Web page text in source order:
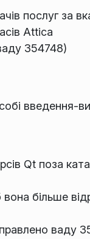
послуг за
Attica
354748)
введення-
Qt поза
більше
ваду